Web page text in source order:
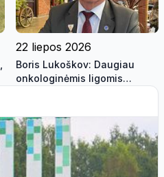
22 liepos 2026
Boris Lukoškov: Daugiau
onkologinėmis ligomis
materialinę paramą